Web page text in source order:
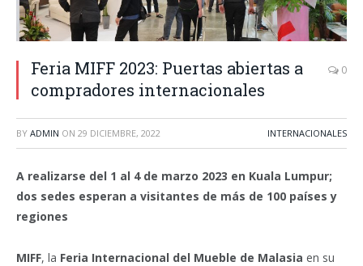
Feria MIFF 2023: Puertas abiertas a
compradores internacionales
0
BY ADMIN ON 29 DICIEMBRE, 2022 INTERNACIONALES
A realizarse del 1 al 4 de marzo 2023 en Kuala Lumpur;
dos sedes esperan a visitantes de más de 100 países y
regiones
MIFF, la Feria Internacional del Mueble de Malasia en su